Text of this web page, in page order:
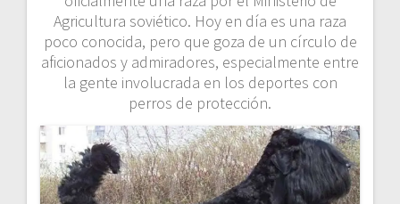
Agricultura soviético. Hoy en día es una raza
poco conocida, pero que goza de un círculo de
aficionados y admiradores, especialmente entre
la gente involucrada en los deportes con
perros de protección.